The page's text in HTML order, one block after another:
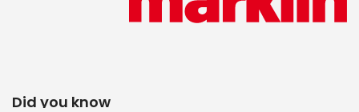
Did you know